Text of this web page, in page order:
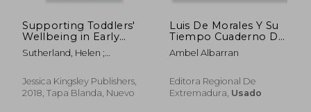
Supporting Toddlers'
Wellbeing in Early
Years Settings:
Strategies and Tools
Teachers (en Inglés)
Sutherland, Helen ;
Rawlings, Anne
Jessica Kingsley Publishers,
2018, Tapa Blanda, Nuevo
Luis De Morales Y Su
Tiempo Cuaderno De
Trabajo
Ambel Albarran
Editora Regional De
Extremadura, Usado